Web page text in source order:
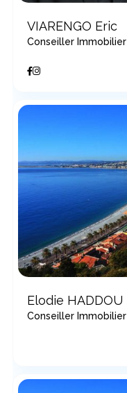
VIARENGO Eric
Conseiller Immobilier
Elodie HADDOU
Conseiller Immobilier